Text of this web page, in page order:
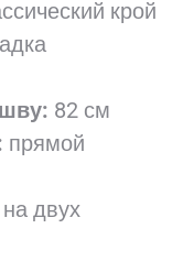
крой
82 см
прямой
двух